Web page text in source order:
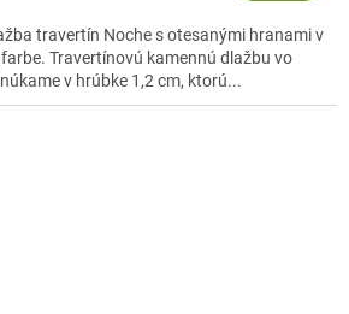
travertín Noche s otesanými hranami v
Travertínovú kamennú dlažbu vo
v hrúbke 1,2 cm, ktorú...